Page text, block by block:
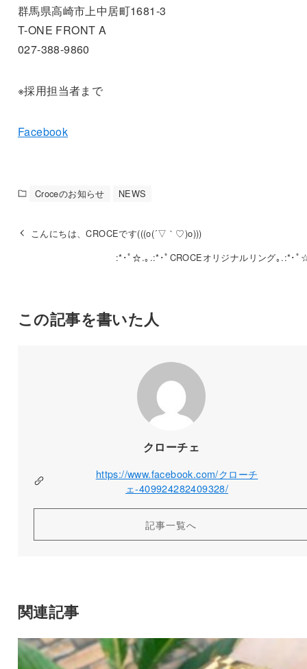
群馬県高崎市上中居町1681-3
T-ONE FRONT A
027-388-9860
※採用担当者まで
Facebook
Croceのお知らせ NEWS
こんにちは、CROCEです(((o(´▽｀♡)o)))
:*･ﾟ☆.｡.:*･ﾟCROCEオリジナルリング｡.:*･
この記事を書いた人
クローチェ
https://www.facebook.com/クローチ
ェ-409924282409328/
記事一覧へ
関連記事